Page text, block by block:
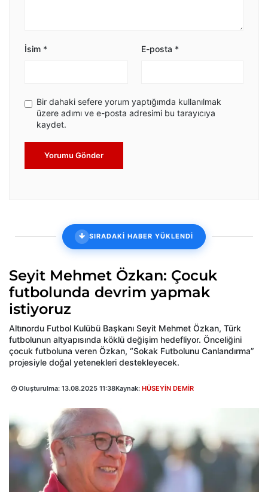
İsim * E-posta *
Bir dahaki sefere yorum yaptığımda kullanılmak
üzere adımı ve e-posta adresimi bu tarayıcıya
kaydet.
Yorumu Gönder
SIRADAKİ HABER YÜKLENDİ
Seyit Mehmet Özkan: Çocuk
futbolunda devrim yapmak
istiyoruz
Altınordu Futbol Kulübü Başkanı Seyit Mehmet Özkan, Türk
futbolunun altyapısında köklü değişim hedefliyor. Önceliğini
çocuk futboluna veren Özkan, “Sokak Futbolunu Canlandırma”
projesiyle doğal yetenekleri destekleyecek.
Oluşturulma: 13.08.2025 11:38Kaynak: HÜSEYİN DEMİR